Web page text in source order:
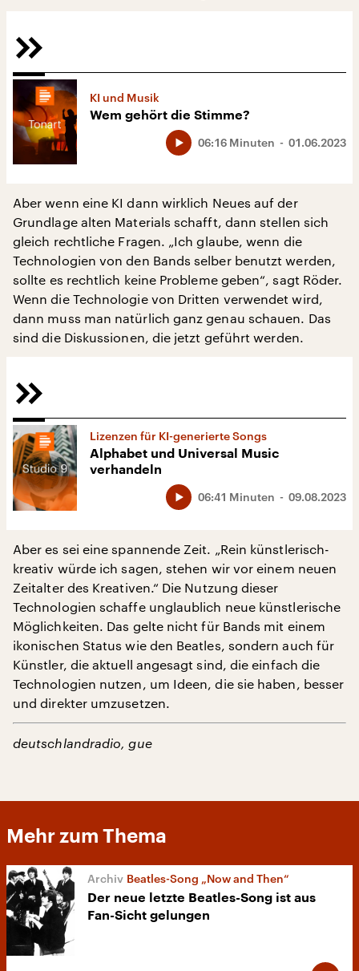
KI und Musik
Wem gehört die Stimme?
01.06.2023
06:16 Minuten
Aber wenn eine KI dann wirklich Neues auf der
Grundlage alten Materials schafft, dann stellen sich
gleich rechtliche Fragen. „Ich glaube, wenn die
Technologien von den Bands selber benutzt werden,
sollte es rechtlich keine Probleme geben“, sagt Röder.
Wenn die Technologie von Dritten verwendet wird,
dann muss man natürlich ganz genau schauen. Das
sind die Diskussionen, die jetzt geführt werden.
Lizenzen für KI-generierte Songs
Alphabet und Universal Music
verhandeln
09.08.2023
06:41 Minuten
Aber es sei eine spannende Zeit. „Rein künstlerisch-
kreativ würde ich sagen, stehen wir vor einem neuen
Zeitalter des Kreativen.“ Die Nutzung dieser
Technologien schaffe unglaublich neue künstlerische
Möglichkeiten. Das gelte nicht für Bands mit einem
ikonischen Status wie den Beatles, sondern auch für
Künstler, die aktuell angesagt sind, die einfach die
Technologien nutzen, um Ideen, die sie haben, besser
und direkter umzusetzen.
deutschlandradio, gue
Mehr zum Thema
Beatles-Song „Now and Then“
Der neue letzte Beatles-Song ist aus
Fan-Sicht gelungen